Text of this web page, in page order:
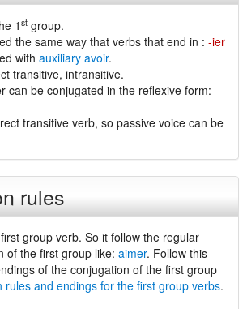
1 st group.
the same way that verbs that end in : -ier
with auxiliary avoir.
transitive, intransitive.
can be conjugated in the reflexive form:
transitive verb, so passive voice can be
rules
group verb. So it follow the regular
of the first group like: aimer. Follow this
of the conjugation of the first group
rules and endings for the first group verbs.